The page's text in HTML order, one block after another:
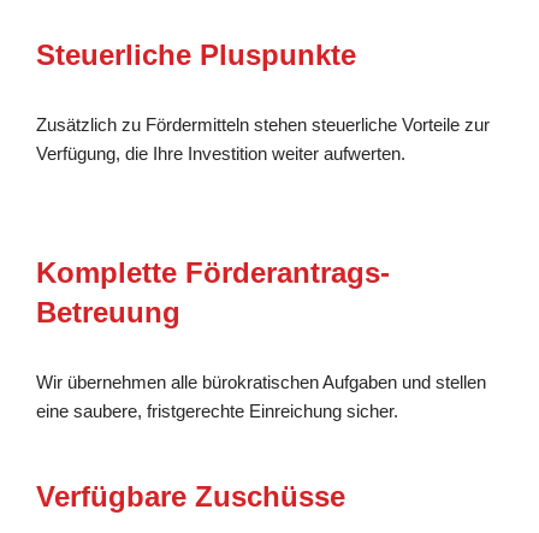
Steuerliche Pluspunkte
Zusätzlich zu Fördermitteln stehen steuerliche Vorteile zur
Verfügung, die Ihre Investition weiter aufwerten.
Komplette Förderantrags-
Betreuung
Wir übernehmen alle bürokratischen Aufgaben und stellen
eine saubere, fristgerechte Einreichung sicher.
Verfügbare Zuschüsse